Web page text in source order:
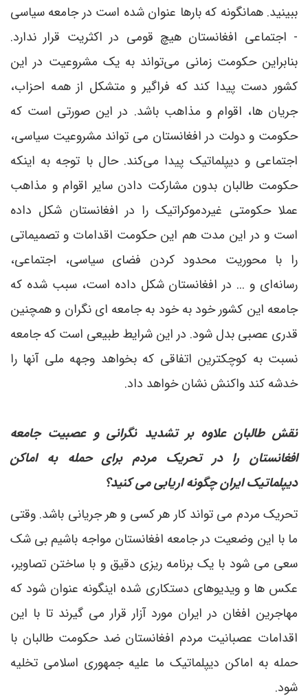
ببینید. همانگونه که بارها عنوان شده است در جامعه سیاسی
- اجتماعی افغانستان هیچ قومی در اکثریت قرار ندارد.
بنابراین حکومت زمانی می‌تواند به یک مشروعیت در این
کشور دست پیدا کند که فراگیر و متشکل از همه احزاب،
جریان ها، اقوام و مذاهب باشد. در این صورتی است که
حکومت و دولت در افغانستان می تواند مشروعیت سیاسی،
اجتماعی و دیپلماتیک پیدا می‌کند. حال با توجه به اینکه
حکومت طالبان بدون مشارکت دادن سایر اقوام و مذاهب
عملا حکومتی غیردموکراتیک را در افغانستان شکل داده
است و در این مدت هم این حکومت اقدامات و تصمیماتی
را با محوریت محدود کردن فضای سیاسی، اجتماعی،
رسانه‌ای و ... در افغانستان شکل داده است، سبب شده که
جامعه این کشور خود به خود به جامعه ای نگران و همچنین
قدری عصبی بدل شود. در این شرایط طبیعی است که جامعه
نسبت به کوچکترین اتفاقی که بخواهد وجهه ملی آنها را
خدشه کند واکنش نشان خواهد داد.
نقش طالبان علاوه بر تشدید نگرانی و عصبیت جامعه
افغانستان را در تحریک مردم برای حمله به اماکن
دیپلماتیک ایران چگونه اریابی می کنید؟
تحریک مردم می تواند کار هر کسی و هر جریانی باشد. وقتی
ما با این وضعیت در جامعه افغانستان مواجه باشیم بی شک
سعی می شود با یک برنامه ریزی دقیق و با ساختن تصاویر،
عکس ها و ویدیوهای دستکاری شده اینگونه عنوان شود که
مهاجرین افغان در ایران مورد آزار قرار می گیرند تا با این
اقدامات عصبانیت مردم افغانستان ضد حکومت طالبان با
حمله به اماکن دیپلماتیک ما علیه جمهوری اسلامی تخلیه
شود.